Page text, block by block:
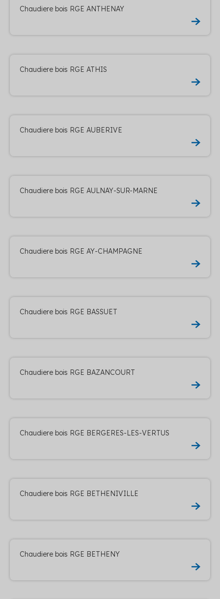
Chaudiere bois RGE ANTHENAY
Chaudiere bois RGE ATHIS
Chaudiere bois RGE AUBERIVE
Chaudiere bois RGE AULNAY-SUR-MARNE
Chaudiere bois RGE AY-CHAMPAGNE
Chaudiere bois RGE BASSUET
Chaudiere bois RGE BAZANCOURT
Chaudiere bois RGE BERGERES-LES-VERTUS
Chaudiere bois RGE BETHENIVILLE
Chaudiere bois RGE BETHENY